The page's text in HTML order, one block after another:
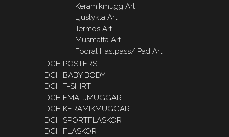
Keramikmugg Art
Ljuslykta Art
Termos Art
Musmatta Art
Fodral Hästpass/iPad Art
DCH POSTERS
DCH BABY BODY
DCH T-SHIRT
DCH EMALJMUGGAR
DCH KERAMIKMUGGAR
DCH SPORTFLASKOR
DCH FLASKOR